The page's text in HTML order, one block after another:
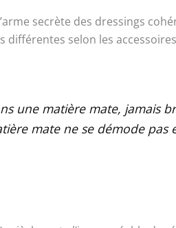
secrète des dressings
selon les
une matière mate, jamais
mate ne se démode pas